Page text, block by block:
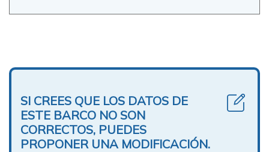
SI CREES QUE LOS DATOS DE
ESTE BARCO NO SON
CORRECTOS, PUEDES
PROPONER UNA MODIFICACIÓN.